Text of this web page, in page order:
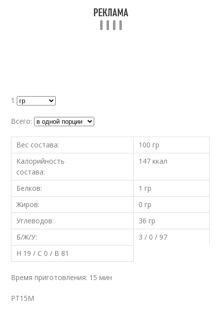
1
Всего:
Вес состава:
100 гр
Калорийность
состава:
147 ккал
Белков:
1 гр
Жиров:
0 гр
Углеводов:
36 гр
Б/Ж/У:
3 / 0 / 97
Н 19 / С 0 / В 81
Время приготовления: 15 мин
PT15M